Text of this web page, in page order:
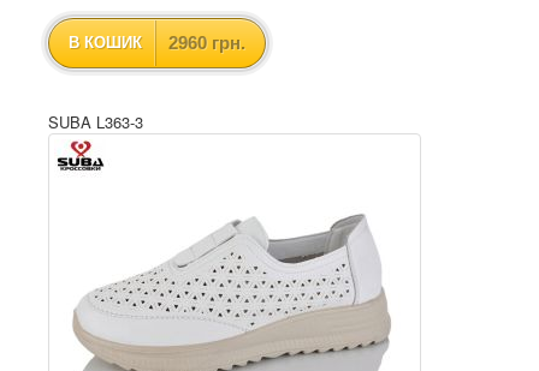
В КОШИК 2960 грн.
SUBA L363-3